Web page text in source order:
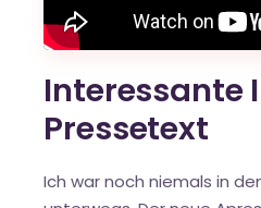
Interessante
Pressetext
Ich war noch niemals in